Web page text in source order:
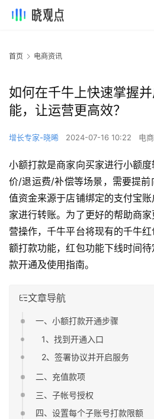
首页 电商资讯
如何在千牛上快速掌握
能，让运营更高效？
增长专家-晓晞 2024-07-16 10:22 电
小额打款是商家向买家进行小额
价/退运费/补偿等场景，需要提
值资金来源于店铺绑定的支付宝
家进行转账。为了更好的帮助商
营操作，千牛平台将现有的千牛
额打款功能，红包功能下线时间
款开通及使用指南。
文章导航
一、小额打款开通步骤
1、找到开通入口
2、签署协议并开启服务
二、充值款项
三、子帐号授权
四、设置每个子账号打款限额